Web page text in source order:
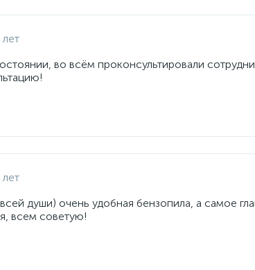
во всём проконсультировали
души) очень удобная бензопила, а самое
всем советую!